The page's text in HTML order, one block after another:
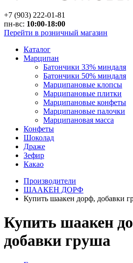
+7 (903) 222-01-81
пн-вс: 10:00-18:00
Перейти в розничный магазин
Каталог
Марципан
Батончики 33% миндаля
Батончики 50% миндаля
Марципановые клопсы
Марципановые плитки
Марципановые конфеты
Марципановые палочки
Марципановая масса
Конфеты
Шоколад
Драже
Зефир
Какао
Производители
ШААКЕН ДОРФ
Купить шаакен дорф, добавки
Купить шаакен
добавки груша